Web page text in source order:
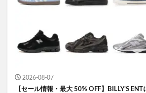
2026-08-07
【セール情報・最大 50% OFF】BILLY’S